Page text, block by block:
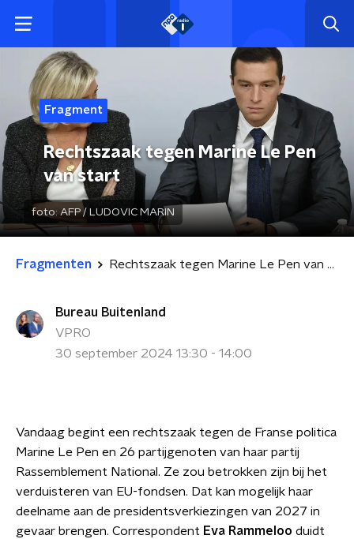
Fragment
Rechtszaak tegen Marine Le Pen
van start
foto:AFP / LUDOVIC MARIN
Fragmenten Rechtszaak tegen Marine Le Pen van start
Bureau Buitenland
VPRO
30 september 2024 13:30 - 14:00
Vandaag begint een rechtszaak tegen de Franse politica
Marine Le Pen en 26 partijgenoten van haar partij
Rassemblement National. Ze zou betrokken zijn bij het
verduisteren van EU-fondsen. Dat kan mogelijk haar
deelname aan de presidentsverkiezingen van 2027 in
gevaar brengen. Correspondent Eva Rammeloo duidt